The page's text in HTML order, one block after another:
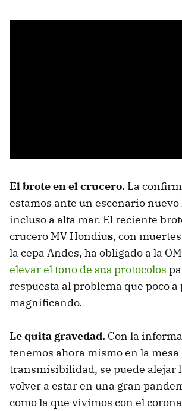
El brote en el crucero. La
estamos ante un escenario nuevo
incluso a alta mar. El reciente
crucero MV Hondius, con
la cepa Andes, ha obligado a la
elevar el tono de sus protocolos
respuesta al problema que poco a
magnificando.
Le quita gravedad. Con la
tenemos ahora mismo en la mesa
transmisibilidad, se puede alejar
volver a estar en una gran
como la que vivimos con el